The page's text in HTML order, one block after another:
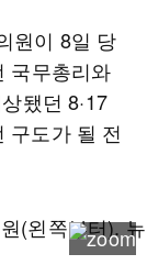
원이 8일 당
국무총리와
됐던 8·17
구도가 될 전